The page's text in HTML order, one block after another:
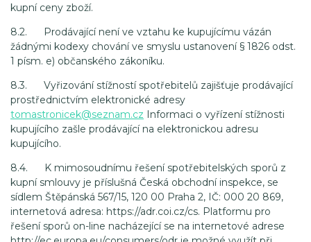
kupní ceny zboží.
8.2. Prodávající není ve vztahu ke kupujícímu vázán
žádnými kodexy chování ve smyslu ustanovení § 1826 odst.
1 písm. e) občanského zákoníku.
8.3. Vyřizování stížností spotřebitelů zajišťuje prodávající
prostřednictvím elektronické adresy
tomastronicek@seznam.cz Informaci o vyřízení stížnosti
kupujícího zašle prodávající na elektronickou adresu
kupujícího.
8.4. K mimosoudnímu řešení spotřebitelských sporů z
kupní smlouvy je příslušná Česká obchodní inspekce, se
sídlem Štěpánská 567/15, 120 00 Praha 2, IČ: 000 20 869,
internetová adresa: https://adr.coi.cz/cs. Platformu pro
řešení sporů on-line nacházející se na internetové adrese